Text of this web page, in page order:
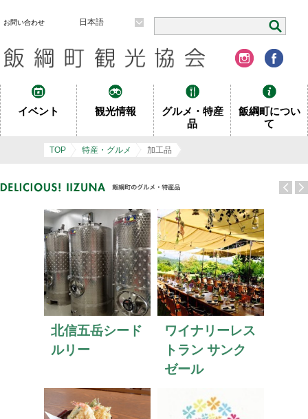
お問い合わせ 日本語
イベント 観光情報
グルメ・特産
品
飯綱町につい
て
TOP 特産・グルメ 加工品
北信五岳シード
ルリー
ワイナリーレス
トラン サンク
ゼール